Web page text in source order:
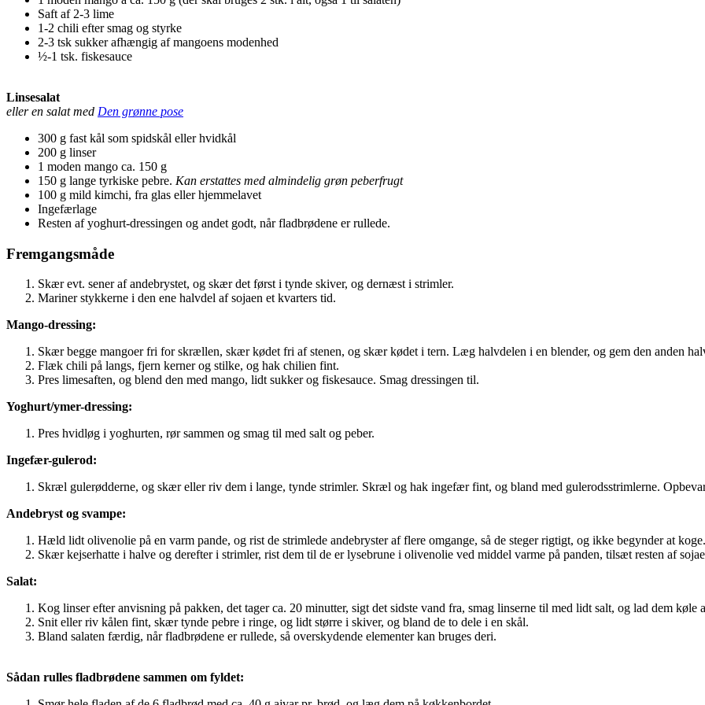
Saft af 2-3 lime
1-2 chili efter smag og styrke
2-3 tsk sukker afhængig af mangoens modenhed
½-1 tsk. fiskesauce
Linsesalat
eller en salat med Den grønne pose
300 g fast kål som spidskål eller hvidkål
200 g linser
1 moden mango ca. 150 g
150 g lange tyrkiske pebre. Kan erstattes med almindelig grøn peberfrugt
100 g mild kimchi, fra glas eller hjemmelavet
Ingefærlage
Resten af yoghurt-dressingen og andet godt, når fladbrødene er rullede.
Fremgangsmåde
Skær evt. sener af andebrystet, og skær det først i tynde skiver, og dernæst i strimler.
Mariner stykkerne i den ene halvdel af sojaen et kvarters tid.
Mango-dressing:
Skær begge mangoer fri for skrællen, skær kødet fri af stenen, og skær kødet i tern. Læg halvdelen i en blender, og gem den anden
Flæk chili på langs, fjern kerner og stilke, og hak chilien fint.
Pres limesaften, og blend den med mango, lidt sukker og fiskesauce. Smag dressingen til.
Yoghurt/ymer-dressing:
Pres hvidløg i yoghurten, rør sammen og smag til med salt og peber.
Ingefær-gulerod:
Skræl gulerødderne, og skær eller riv dem i lange, tynde strimler. Skræl og hak ingefær fint, og bland med gulerodsstrimlerne.
Andebryst og svampe:
Hæld lidt olivenolie på en varm pande, og rist de strimlede andebryster af flere omgange, så de steger rigtigt, og ikke begynder at
Skær kejserhatte i halve og derefter i strimler, rist dem til de er lysebrune i olivenolie ved middel varme på panden, tilsæt resten af
Salat:
Kog linser efter anvisning på pakken, det tager ca. 20 minutter, sigt det sidste vand fra, smag linserne til med lidt salt, og lad dem køle
Snit eller riv kålen fint, skær tynde pebre i ringe, og lidt større i skiver, og bland de to dele i en skål.
Bland salaten færdig, når fladbrødene er rullede, så overskydende elementer kan bruges deri.
Sådan rulles fladbrødene sammen om fyldet: